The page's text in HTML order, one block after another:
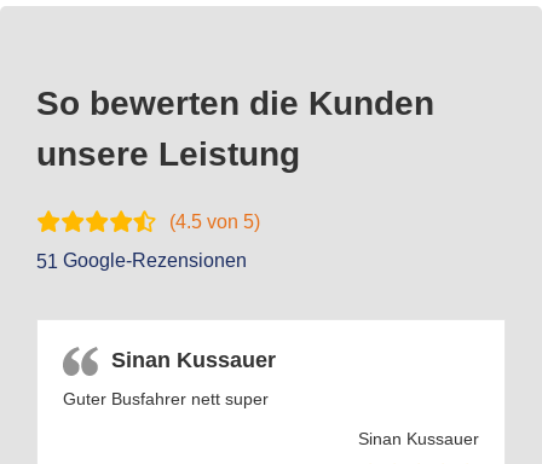
So bewerten die Kunden
unsere Leistung
(4.5 von 5)
51 Google-Rezensionen
Sinan Kussauer
Guter Busfahrer nett super
Sinan Kussauer